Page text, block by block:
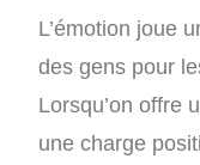
L’émotion joue
des gens pour
Lorsqu’on offre
une charge